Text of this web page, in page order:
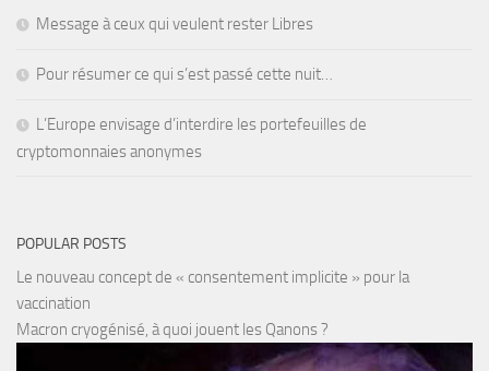
Message à ceux qui veulent rester Libres
Pour résumer ce qui s’est passé cette nuit…
L’Europe envisage d’interdire les portefeuilles de
cryptomonnaies anonymes
POPULAR POSTS
Le nouveau concept de « consentement implicite » pour la
vaccination
Macron cryogénisé, à quoi jouent les Qanons ?